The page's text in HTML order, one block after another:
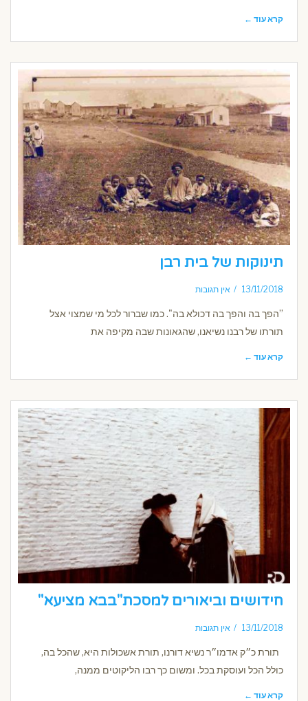
קרא עוד ←
תינוקות של בית רבן
13/11/2018 אין תגובות
”הפך בה והפך בה דכולא בה". כמו שברור לכל מי שמצוי אצל
תורתו של רבנו נשיאנו, שהגאונות שבה מקיפה את
קרא עוד ←
חידושים וביאורים למסכת"בבא מציעא"
13/11/2018 אין תגובות
תורת כ״ק אדמו״ר נשיא דורנו, תורת אשכולות היא, שהכל בה,
כולל הכל ועוסקת בכל. ומשום כך רבו הליקוטים ממנה,
קרא עוד ←